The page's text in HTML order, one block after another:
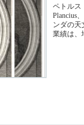
ペトルス
Plancius
ンダの
業績は、